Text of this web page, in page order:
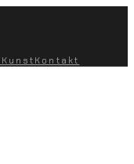
Kunst Kontakt